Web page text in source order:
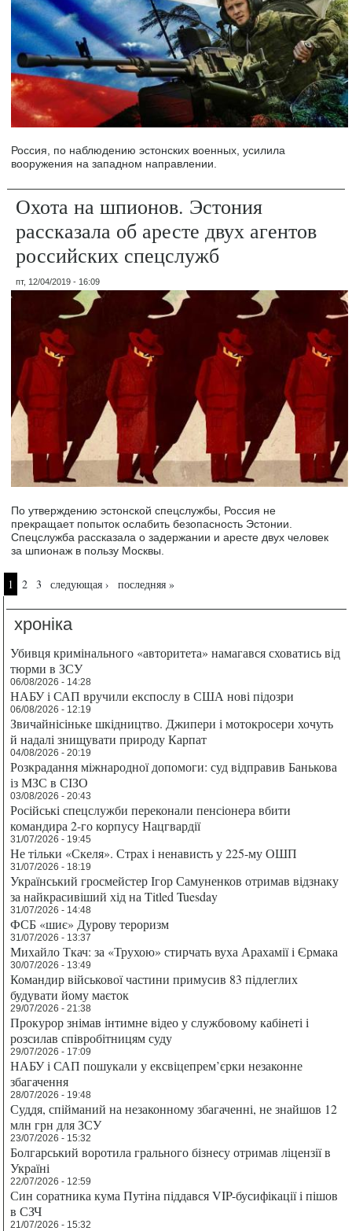
Россия, по наблюдению эстонских военных, усилила
вооружения на западном направлении.
Охота на шпионов. Эстония
рассказала об аресте двух агентов
российских спецслужб
пт, 12/04/2019 - 16:09
По утверждению эстонской спецслужбы, Россия не
прекращает попыток ослабить безопасность Эстонии.
Спецслужба рассказала о задержании и аресте двух человек
за шпионаж в пользу Москвы.
Страницы
1 2 3 следующая › последняя »
хроніка
Убивця кримінального «авторитета» намагався сховатись від
тюрми в ЗСУ
06/08/2026 - 14:28
НАБУ і САП вручили експослу в США нові підозри
06/08/2026 - 12:19
Звичайнісіньке шкідництво. Джипери і мотокросери хочуть
й надалі знищувати природу Карпат
04/08/2026 - 20:19
Розкрадання міжнародної допомоги: суд відправив Банькова
із МЗС в СІЗО
03/08/2026 - 20:43
Російські спецслужби переконали пенсіонера вбити
командира 2-го корпусу Нацгвардії
31/07/2026 - 19:45
Не тільки «Скеля». Страх і ненависть у 225-му ОШП
31/07/2026 - 18:19
Український гросмейстер Ігор Самуненков отримав відзнаку
за найкрасивіший хід на Titled Tuesday
31/07/2026 - 14:48
ФСБ «шиє» Дурову тероризм
31/07/2026 - 13:37
Михайло Ткач: за «Трухою» стирчать вуха Арахамії і Єрмака
30/07/2026 - 13:49
Командир військової частини примусив 83 підлеглих
будувати йому маєток
29/07/2026 - 21:38
Прокурор знімав інтимне відео у службовому кабінеті і
розсилав співробітницям суду
29/07/2026 - 17:09
НАБУ і САП пошукали у ексвіцепрем’єрки незаконне
збагачення
28/07/2026 - 19:48
Суддя, спійманий на незаконному збагаченні, не знайшов 12
млн грн для ЗСУ
23/07/2026 - 15:32
Болгарський воротила грального бізнесу отримав ліцензії в
Україні
22/07/2026 - 12:59
Син соратника кума Путіна піддався VIP-бусифікації і пішов
в СЗЧ
21/07/2026 - 15:32